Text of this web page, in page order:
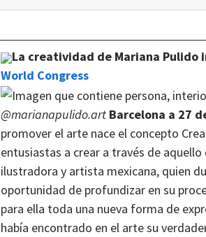
La creatividad de Mariana Pulido
World Congress
@marianapulido.art Barcelona a 27
promover el arte nace el concepto
entusiastas a crear a través de
ilustradora y artista mexicana, quien
oportunidad de profundizar en su
para ella toda una nueva forma de
había encontrado en el arte su